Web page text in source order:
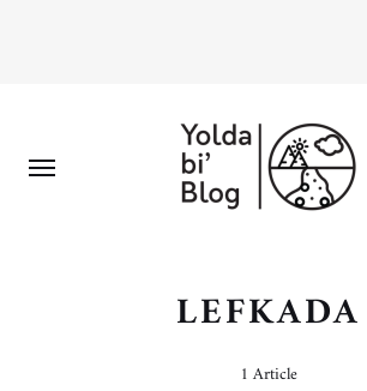
LEFKADA
1 Article